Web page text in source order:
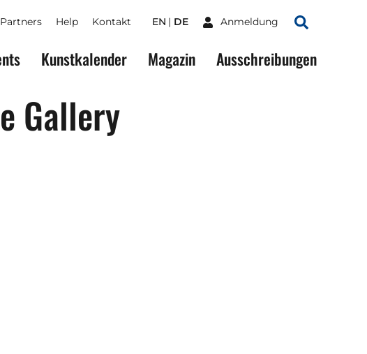
Partners Help Kontakt EN DE Anmeldung
Suchen
Kunstkalender Magazin Ausschreibungen
Gallery